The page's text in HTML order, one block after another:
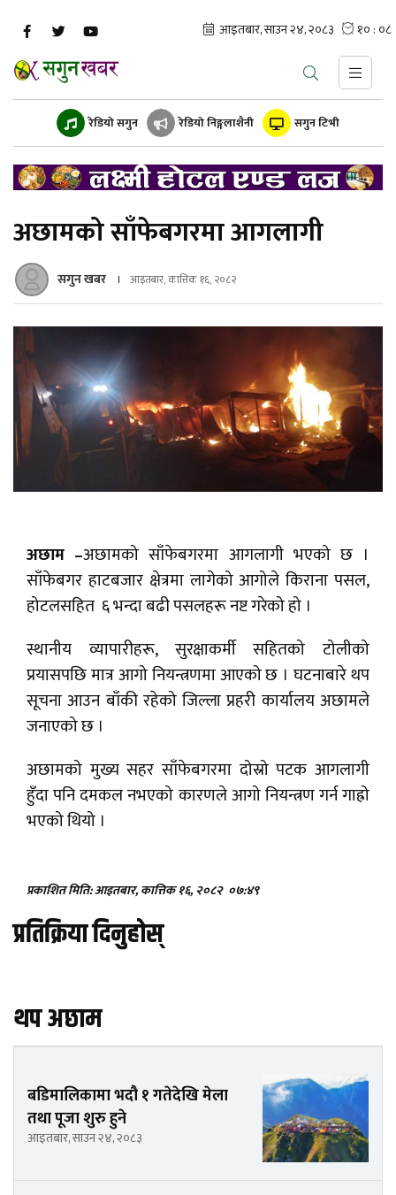
रेडियो सगुन रेडियो निङ्गलाशैनी सगुन टिभी
अछामको साँफेबगरमा आगलागी
सगुन खबर आइतबार, कात्तिक १६, २०८२
अछाम –अछामको साँफेबगरमा आगलागी भएको छ ।
साँफेबगर हाटबजार क्षेत्रमा लागेको आगोले किराना पसल,
होटलसहित ६ भन्दा बढी पसलहरू नष्ट गरेको हो ।
स्थानीय व्यापारीहरू, सुरक्षाकर्मी सहितको टोलीको
प्रयासपछि मात्र आगो नियन्त्रणमा आएको छ । घटनाबारे थप
सूचना आउन बाँकी रहेको जिल्ला प्रहरी कार्यालय अछामले
जनाएको छ ।
अछामको मुख्य सहर साँफेबगरमा दोस्रो पटक आगलागी
हुँदा पनि दमकल नभएको कारणले आगो नियन्त्रण गर्न गाह्रो
भएको थियो ।
प्रकाशित मिति: आइतबार, कात्तिक १६, २०८२ ०७:४९
प्रतिक्रिया दिनुहोस्
थप अछाम
बडिमालिकामा भदौ १ गतेदेखि मेला
तथा पूजा शुरु हुने
आइतबार, साउन २४, २०८३